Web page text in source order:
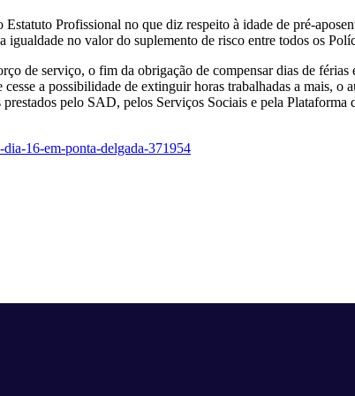
Profissional no que diz respeito à idade de pré-
no valor do suplemento de risco entre todos os
de serviço, o fim da obrigação de compensar dias de
a possibilidade de extinguir horas trabalhadas a mais, o
pelo SAD, pelos Serviços Sociais e pela Plataforma
16-em-ponta-delgada-371954